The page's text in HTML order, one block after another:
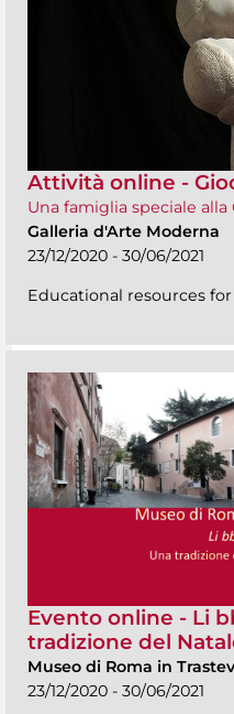
Attività online -
Una famiglia speciale alla
Galleria d'Arte Moderna
23/12/2020 - 30/06/2021
Educational resources for
Evento online - Li
tradizione del
Museo di Roma in
23/12/2020 - 30/06/2021